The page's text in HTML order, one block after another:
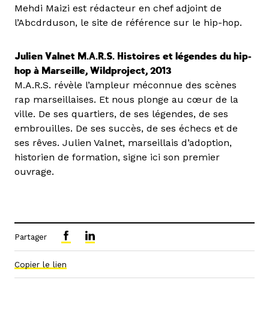
Mehdi Maizi est rédacteur en chef adjoint de
l’Abcdrduson, le site de référence sur le hip-hop.
Julien Valnet M.A.R.S. Histoires et légendes du hip-
hop à Marseille, Wildproject, 2013
M.A.R.S. révèle l’ampleur méconnue des scènes
rap marseillaises. Et nous plonge au cœur de la
ville. De ses quartiers, de ses légendes, de ses
embrouilles. De ses succès, de ses échecs et de
ses rêves. Julien Valnet, marseillais d’adoption,
historien de formation, signe ici son premier
ouvrage.
Partager
Copier le lien